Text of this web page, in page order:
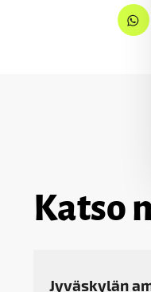
Katso
Jyväskylän